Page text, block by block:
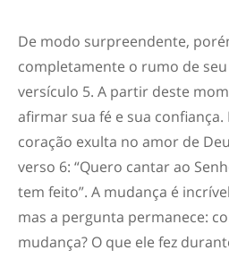
De modo surpreendente,
completamente o rumo de
versículo 5. A partir deste
afirmar sua fé e sua confiança.
coração exulta no amor de
verso 6: “Quero cantar ao
tem feito”. A mudança é
mas a pergunta permanece:
mudança? O que ele fez